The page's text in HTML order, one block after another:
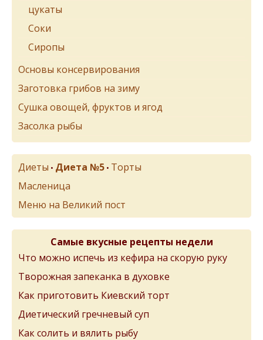
цукаты
Соки
Сиропы
Основы консервирования
Заготовка грибов на зиму
Сушка овощей, фруктов и ягод
Засолка рыбы
Диеты • Диета №5 • Торты
Масленица
Меню на Великий пост
Самые вкусные рецепты недели
Что можно испечь из кефира на скорую руку
Творожная запеканка в духовке
Как приготовить Киевский торт
Диетический гречневый суп
Как солить и вялить рыбу